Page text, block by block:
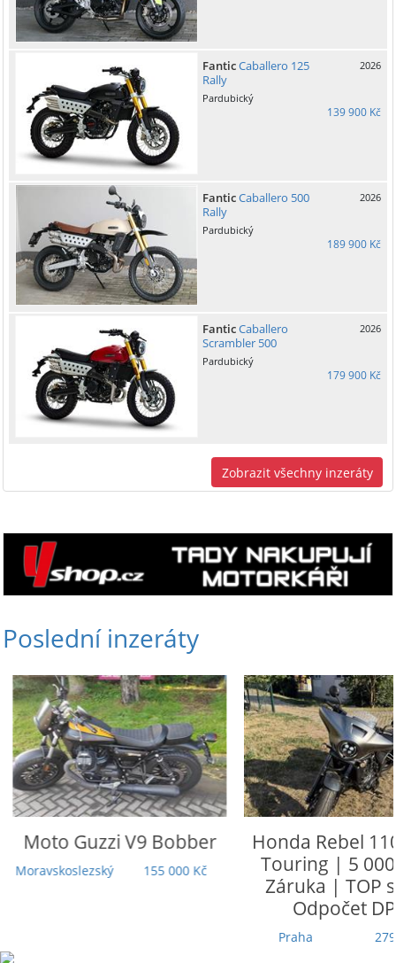
FanticCaballero 125
Rally
2026
Pardubický
139 900 Kč
FanticCaballero 500
Rally
2026
Pardubický
189 900 Kč
FanticCaballero
Scrambler 500
2026
Pardubický
179 900 Kč
Zobrazit všechny inzeráty
Poslední inzeráty
Moto GuzziV9 Bobber
Moravskoslezský 155 000 Kč
HondaRebel
Touring | 5
Záruka | TOP
Odpočet
Praha